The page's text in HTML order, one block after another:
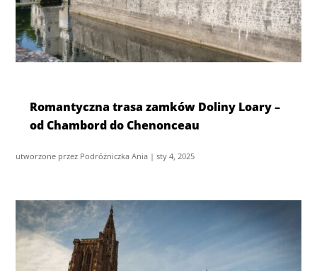
Romantyczna trasa zamków Doliny Loary –
od Chambord do Chenonceau
utworzone przez Podróżniczka Ania |sty 4, 2025